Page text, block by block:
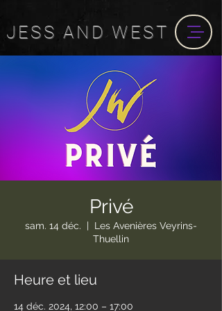
JESSAND WEST
Privé
sam. 14 déc.
  |
Les Avenières Veyrins-
Thuellin
Heure et lieu
14 déc. 2024, 12:00 – 17:00